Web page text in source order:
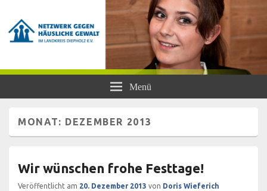
Netzwerk gegen Häusliche Gewalt
Frauen- und Kinderschutzhaus Diepholz, Beratungsstellen für Frauen und
Mädchen, BISS
Menü
MONAT: DEZEMBER 2013
Wir wünschen frohe Festtage!
Veröffentlicht am 20. Dezember 2013 von Doris Wieferich